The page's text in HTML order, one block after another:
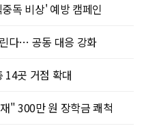
독 비상' 예방 캠페인
다… 공동 대응 강화
곳 거점 확대
" 300만 원 장학금 쾌척